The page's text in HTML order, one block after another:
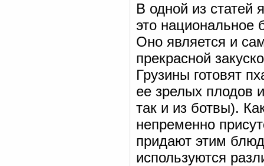
В одной из
это национальное
Оно является и
прекрасной
Грузины готовят
ее зрелых плодов
так и из ботвы).
непременно
придают этим
используются